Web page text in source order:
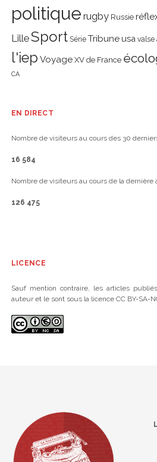
politique rugby Russie
LilleSport Série Tribune usa valse
l'iep Voyage XV de France
CA
EN DIRECT
Nombre de visiteurs au cours des 30
16 584
Nombre de visiteurs au cours de la dernière
126 475
LICENCE
Sauf mention contraire, les articles
auteur et le sont sous la licence CC BY-SA-